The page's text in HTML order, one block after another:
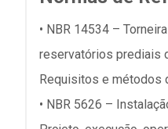
• NBR 14534 –
reservatórios prediais
Requisitos e métodos
• NBR 5626 –